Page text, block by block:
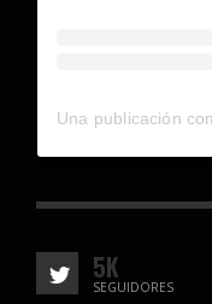
5K
SEGUIDORES